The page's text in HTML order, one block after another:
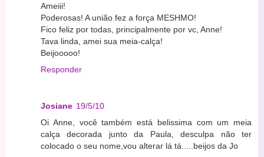
Ameiii!
Poderosas! A união fez a força MESHMO!
Fico feliz por todas, principalmente por vc, Anne!
Tava linda, amei sua meia-calça!
Beijooooo!
Responder
Josiane 19/5/10
Oi Anne, você também está belissima com um meia
calça decorada junto da Paula, desculpa não ter
colocado o seu nome,vou alterar lá tá.....beijos da Jo